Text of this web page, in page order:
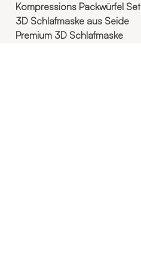
Kompressions Packwürfel Set
3D Schlafmaske aus Seide
Premium 3D Schlafmaske